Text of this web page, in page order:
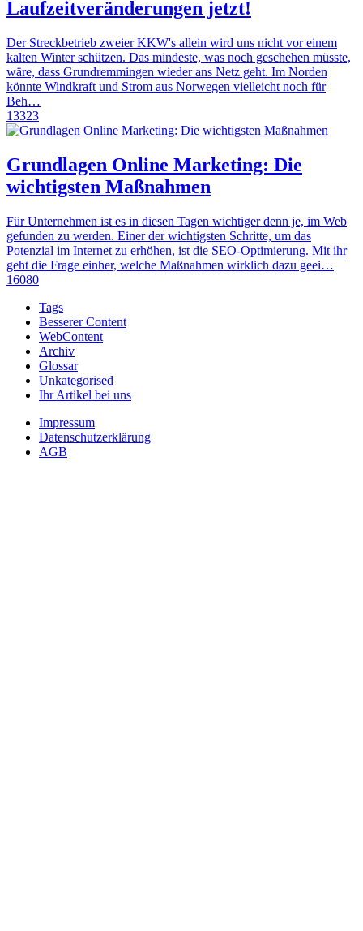
Laufzeitveränderungen jetzt!
Der Streckbetrieb zweier KKW's allein wird uns nicht vor einem
kalten Winter schützen. Das mindeste, was noch geschehen müsste,
wäre, dass Grundremmingen wieder ans Netz geht. Im Norden
könnte Windkraft und Strom aus Norwegen vielleicht noch für
Beh…
13323
Grundlagen Online Marketing: Die
wichtigsten Maßnahmen
Für Unternehmen ist es in diesen Tagen wichtiger denn je, im Web
gefunden zu werden. Einer der wichtigsten Schritte, um das
Potenzial im Internet zu erhöhen, ist die SEO-Optimierung. Mit ihr
geht die Frage einher, welche Maßnahmen wirklich dazu geei…
16080
Tags
Besserer Content
WebContent
Archiv
Glossar
Unkategorised
Ihr Artikel bei uns
Impressum
Datenschutzerklärung
AGB